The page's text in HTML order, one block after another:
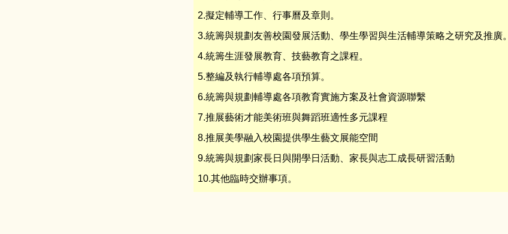
2.擬定輔導工作、行事曆及章則。
3.統籌與規劃友善校園發展活動、學生學習與生活輔導策略之研究及推廣。
4.統籌生涯發展教育、技藝教育之課程。
5.整編及執行輔導處各項預算。
6.統籌與規劃輔導處各項教育實施方案及社會資源聯繫
7.推展藝術才能美術班與舞蹈班適性多元課程
8.推展美學融入校園提供學生藝文展能空間
9.統籌與規劃家長日與開學日活動、家長與志工成長研習活動
10.其他臨時交辦事項。